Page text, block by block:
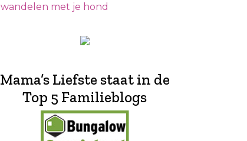
wandelen met je hond
Mama’s Liefste staat in de
Top 5 Familieblogs